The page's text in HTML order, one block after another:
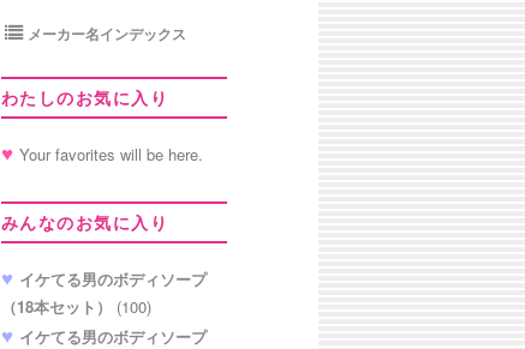
メーカー名インデックス
わたしのお気に入り
Your favorites will be here.
みんなのお気に入り
イケてる男のボディソープ
（18本セット）
(100)
イケてる男のボディソープ